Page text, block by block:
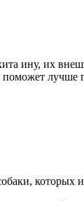
ину, их
лучше
которых